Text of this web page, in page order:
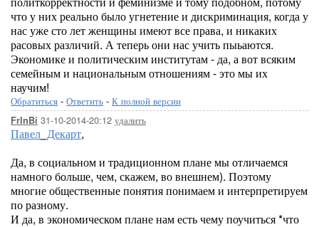
что у них реально было угнетение и дискриминация, когда у
нас уже сто лет женщины имеют все права, и никаких
расовых различий. А теперь они нас учить пыьаются.
Экономике и политическим институтам - да, а вот всяким
семейным и национальным отношениям - это мы их
научим!
Обратиться - Ответить - К полной версии
FrInBi 31-10-2014-20:12 удалить
Павел_Декарт,
Да, в социальном и традиционном плане мы отличаемся
намного больше, чем, скажем, во внешнем). Поэтому
многие общественные понятия понимаем и интерпретируем
по разному.
И да, в экономическом плане нам есть чему поучиться *что